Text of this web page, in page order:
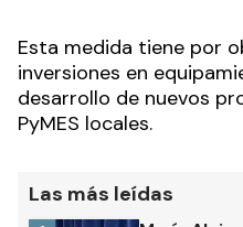
Esta medida tiene por
inversiones en
desarrollo de nuevos
PyMES locales.
Las más leídas